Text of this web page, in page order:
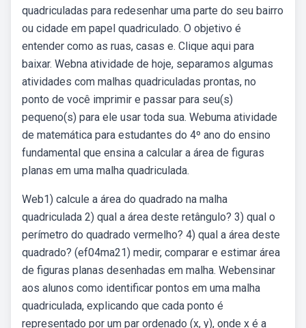
quadriculadas para redesenhar uma parte do seu bairro
ou cidade em papel quadriculado. O objetivo é
entender como as ruas, casas e. Clique aqui para
baixar. Webna atividade de hoje, separamos algumas
atividades com malhas quadriculadas prontas, no
ponto de você imprimir e passar para seu(s)
pequeno(s) para ele usar toda sua. Webuma atividade
de matemática para estudantes do 4º ano do ensino
fundamental que ensina a calcular a área de figuras
planas em uma malha quadriculada.
Web1) calcule a área do quadrado na malha
quadriculada 2) qual a área deste retângulo? 3) qual o
perímetro do quadrado vermelho? 4) qual a área deste
quadrado? (ef04ma21) medir, comparar e estimar área
de figuras planas desenhadas em malha. Webensinar
aos alunos como identificar pontos em uma malha
quadriculada, explicando que cada ponto é
representado por um par ordenado (x, y), onde x é a